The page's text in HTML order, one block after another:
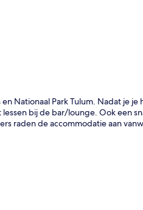
Nationaal Park Tulum. Nadat je
bij de bar/lounge. Ook een
raden de accommodatie aan